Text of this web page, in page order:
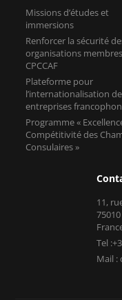
Missions d’études et
immersions
Renforcer la sécurité
organisations
CPCCAF
Plateforme pour
l’internationalisation
entreprises
Programme «
Compétitivité des
Consulaires »
11,
Tel
Mail :